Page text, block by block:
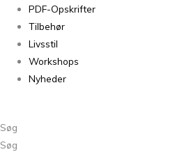
PDF-Opskrifter
Tilbehør
Livsstil
Workshops
Nyheder
Søg
Søg